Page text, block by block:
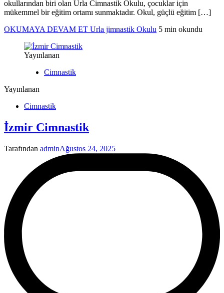
okullarından biri olan Urla Cimnastik Okulu, çocuklar için
mükemmel bir eğitim ortamı sunmaktadır. Okul, güçlü eğitim […]
OKUMAYA DEVAM ET Urla jimnastik Okulu 5 min okundu
Yayınlanan
Cimnastik
Yayınlanan
Cimnastik
İzmir Cimnastik
Tarafından adminAğustos 24, 2025